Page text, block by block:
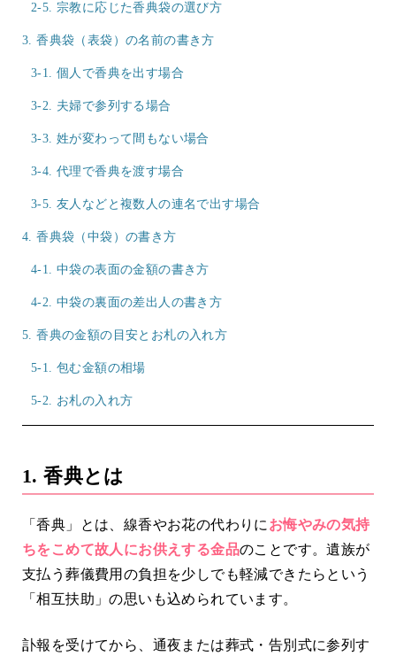
2-5. 宗教に応じた香典袋の選び方
3. 香典袋（表袋）の名前の書き方
3-1. 個人で香典を出す場合
3-2. 夫婦で参列する場合
3-3. 姓が変わって間もない場合
3-4. 代理で香典を渡す場合
3-5. 友人などと複数人の連名で出す場合
4. 香典袋（中袋）の書き方
4-1. 中袋の表面の金額の書き方
4-2. 中袋の裏面の差出人の書き方
5. 香典の金額の目安とお札の入れ方
5-1. 包む金額の相場
5-2. お札の入れ方
1. 香典とは
「香典」とは、線香やお花の代わりに お悔やみの気持
ちをこめて故人にお供えする金品のことです。遺族が
支払う葬儀費用の負担を少しでも軽減できたらという
「相互扶助」の思いも込められています。
訃報を受けてから、通夜または葬式・告別式に参列す